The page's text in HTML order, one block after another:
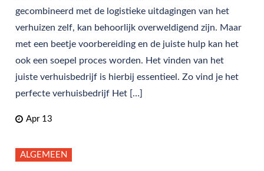
gecombineerd met de logistieke uitdagingen van het
verhuizen zelf, kan behoorlijk overweldigend zijn. Maar
met een beetje voorbereiding en de juiste hulp kan het
ook een soepel proces worden. Het vinden van het
juiste verhuisbedrijf is hierbij essentieel. Zo vind je het
perfecte verhuisbedrijf Het […]
Apr 13
ALGEMEEN